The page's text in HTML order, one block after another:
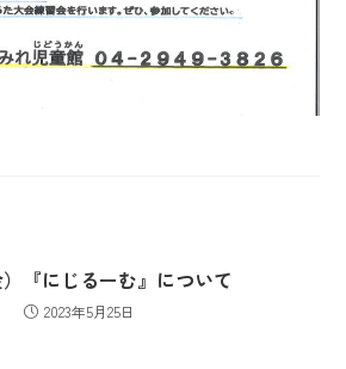
『にじるーむ』について
2023年5月25日